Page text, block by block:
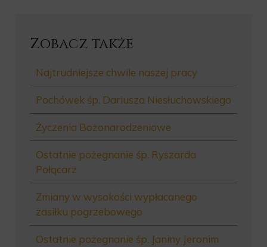
Zobacz także
Najtrudniejsze chwile naszej pracy
Pochówek śp. Dariusza Niesłuchowskiego
Życzenia Bożonarodzeniowe
Ostatnie pożegnanie śp. Ryszarda
Połącarz
Zmiany w wysokości wypłacanego
zasiłku pogrzebowego
Ostatnie pożegnanie śp. Janiny Jeronim